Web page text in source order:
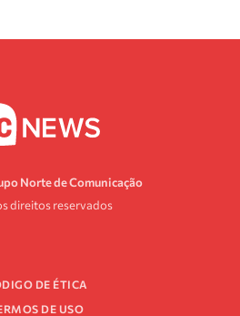
Norte de Comunicação
direitos reservados
DE ÉTICA
DE USO